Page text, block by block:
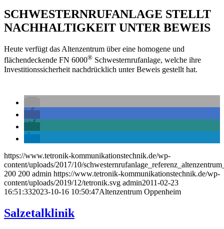
SCHWESTERNRUFANLAGE STELLT
NACHHALTIGKEIT UNTER BEWEIS
Heute verfügt das Altenzentrum über eine homogene und
flächendeckende FN 6000® Schwesternrufanlage, welche ihre
Investitionssicherheit nachdrücklich unter Beweis gestellt hat.
https://www.tetronik-kommunikationstechnik.de/wp-
content/uploads/2017/10/
200 200 admin https://www.tetronik-kommunikationstechnik.de/wp-
content/uploads/2019/12/tetronik.svg admin2011-02-23
16:51:332023-10-16 10:50:47Altenzentrum Oppenheim
Salzetalklinik